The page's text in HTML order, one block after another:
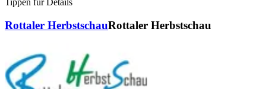
Tippen für Details
Rottaler HerbstschauRottaler Herbstschau